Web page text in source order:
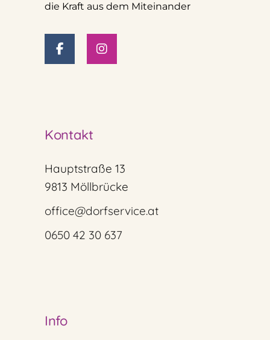
die Kraft aus dem Miteinander
Kontakt
Hauptstraße 13
9813 Möllbrücke
office@dorfservice.at
0650 42 30 637
Info